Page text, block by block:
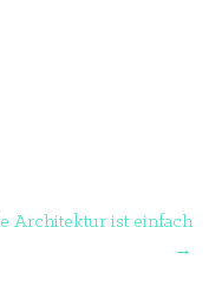
Architektur ist einfach